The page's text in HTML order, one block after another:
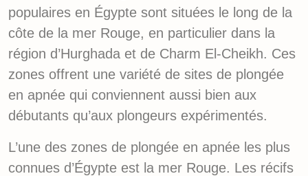
populaires en Égypte sont situées le long de la
côte de la mer Rouge, en particulier dans la
région d’Hurghada et de Charm El-Cheikh. Ces
zones offrent une variété de sites de plongée
en apnée qui conviennent aussi bien aux
débutants qu’aux plongeurs expérimentés.
L’une des zones de plongée en apnée les plus
connues d’Égypte est la mer Rouge. Les récifs